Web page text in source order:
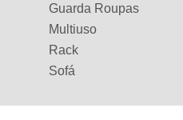
Guarda Roupas
Multiuso
Rack
Sofá